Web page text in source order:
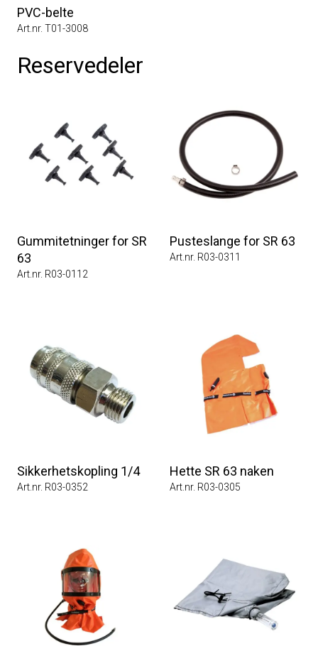
PVC-belte
Art.nr. T01-3008
Reservedeler
Gummitetninger for SR
63
Art.nr. R03-0112
Pusteslange for SR 63
Art.nr. R03-0311
Sikkerhetskopling 1/4
Art.nr. R03-0352
Hette SR 63 naken
Art.nr. R03-0305